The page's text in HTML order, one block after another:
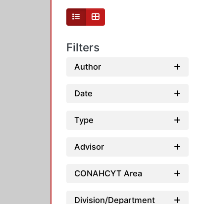
Filters
Author
Date
Type
Advisor
CONAHCYT Area
Division/Department